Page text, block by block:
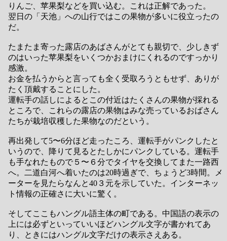
りんご、苹果梨などを買い込む。これは正解であった。
翌日の「天池」への山行ではこの果物が多いに役立ったの
だ。
たまたま寄った露店のあばさんがとても親切で、少しきず
のはいった苹果梨をいくつかおまけにくれるのですっかり
感激。
お金を払うからと言っても全く受取ろうともせず、ありが
たく頂戴することにした。
運転手の話しによるとこの付近はたくさんの果物が採れる
ところで、これらの露店の果物はみな売っているおばさん
たちが栽培収穫した果物なのだという。
再出発して5〜6分ほど走ったころ、運転手がパンクしたと
いうので、降りて見るとたしかにパンクしている。運転手
も手なれたもので５〜６分でタイヤを交換してまた一路西
へ。二道白河へ着いたのは20時過ぎで、ちょうど3時間。メ
ーターを見たらなんと40３元を示していた。インターネッ
ト情報の正確さに大いに驚く。
そしてここもハングル語主体の町である。中国語の表示の
上には必ずといっていいほどハングル文字が書かれてあ
り、ときにはハングル文字だけの表示さえある。